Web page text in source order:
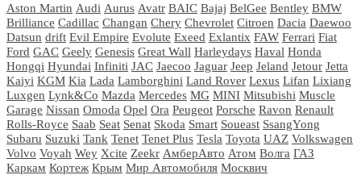
Aston Martin Audi Aurus Avatr BAIC Bajaj BelGee Bentley BMW
Brilliance Cadillac Changan Chery Chevrolet Citroen Dacia Daewoo
Datsun drift Evil Empire Evolute Exeed Exlantix FAW Ferrari Fiat
Ford GAC Geely Genesis Great Wall Harleydays Haval Honda
Hongqi Hyundai Infiniti JAC Jaecoo Jaguar Jeep Jeland Jetour Jetta
Kaiyi KGM Kia Lada Lamborghini Land Rover Lexus Lifan Lixiang
Luxgen Lynk&Co Mazda Mercedes MG MINI Mitsubishi Muscle
Garage Nissan Omoda Opel Ora Peugeot Porsche Ravon Renault
Rolls-Royce Saab Seat Senat Skoda Smart Soueast SsangYong
Subaru Suzuki Tank Tenet Tenet Plus Tesla Toyota UAZ Volkswagen
Volvo Voyah Wey Xcite Zeekr АмберАвто Атом Волга ГАЗ
Каркам Кортеж Крым Мир Автомобиля Москвич